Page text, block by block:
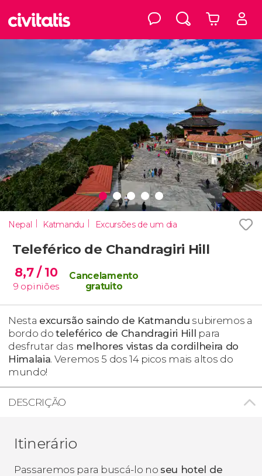
Nepal Katmandu Excursões de um dia
Teleférico de Chandragiri Hill
8,7 / 10
9 opiniões
Cancelamento
gratuito
Nesta excursão saindo de Katmandu subiremos a
bordo doteleférico de Chandragiri Hill para
desfrutar das melhores vistas da cordilheira do
Himalaia. Veremos 5 dos 14 picos mais altos do
mundo!
DESCRIÇÃO
Itinerário
Passaremos para buscá-lo no seu hotel de